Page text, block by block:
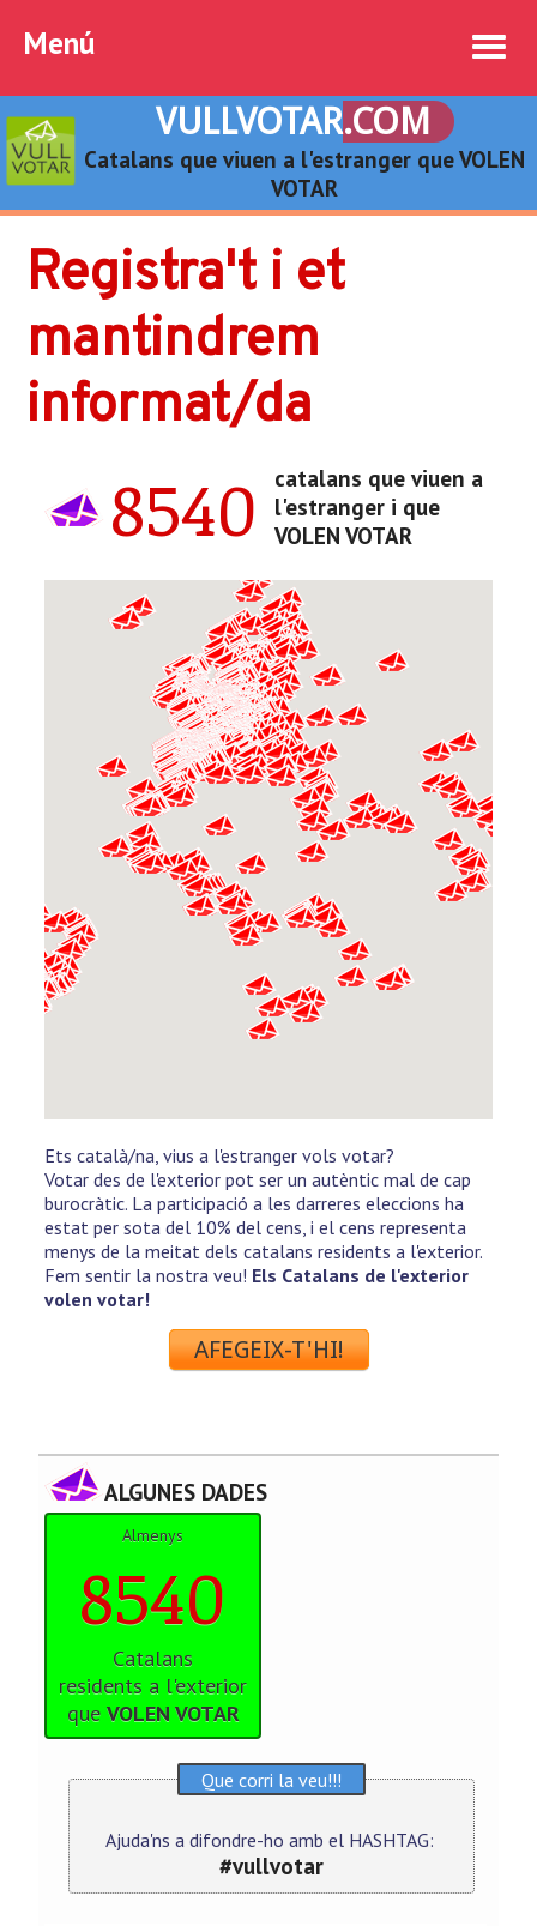
VULLVOTAR.COM
Catalans que viuen a l'estranger que VOLEN
VOTAR
Menú
Registra't i et
mantindrem
informat/da
8540
catalans que viuen a
l'estranger i que
VOLEN VOTAR
Ets català/na, vius a l'estranger vols votar?
Votar des de l'exterior pot ser un autèntic mal de cap
burocràtic. La participació a les darreres eleccions ha
estat per sota del 10% del cens, i el cens representa
menys de la meitat dels catalans residents a l'exterior.
Fem sentir la nostra veu! Els Catalans de l'exterior
volen votar!
AFEGEIX-T'HI!
ALGUNES DADES
Almenys
8540
Catalans
residents a l'exterior
que VOLEN VOTAR
Que corri la veu!!!
Ajuda'ns a difondre-ho amb el HASHTAG:
#vullvotar